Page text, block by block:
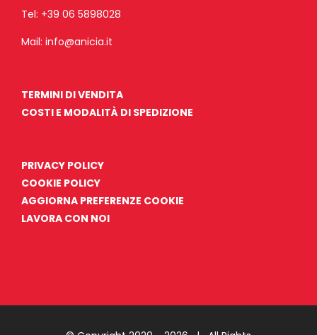
Tel: +39 06 5898028
Mail: info@anicia.it
TERMINI DI VENDITA
COSTI E MODALITÀ DI SPEDIZIONE
PRIVACY POLICY
COOKIE POLICY
AGGIORNA PREFERENZE COOKIE
LAVORA CON NOI